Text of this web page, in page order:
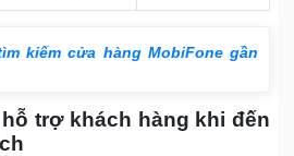
kiếm cửa hàng MobiFone gần
trợ khách hàng khi đến